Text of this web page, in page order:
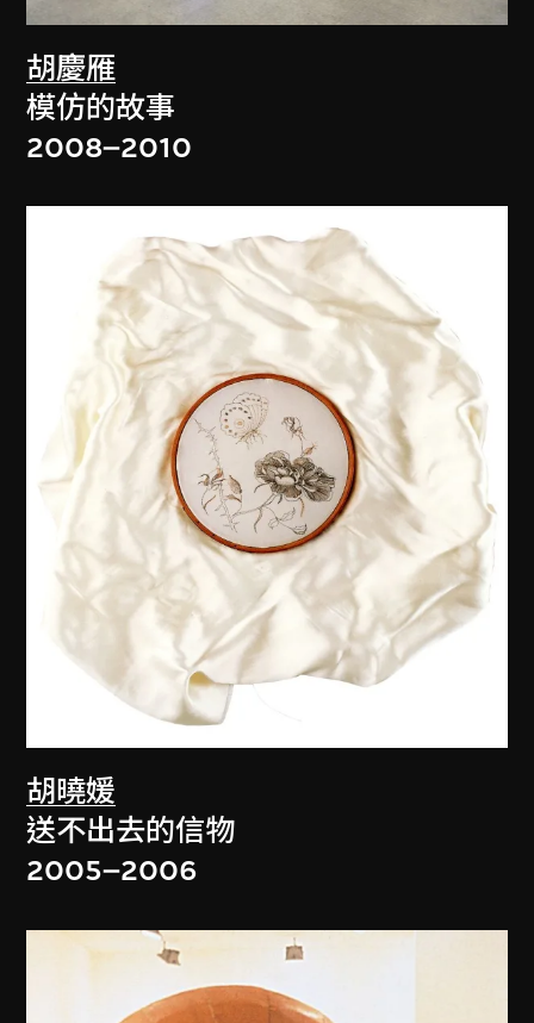
胡慶雁
模仿的故事
2008–2010
胡曉媛
送不出去的信物
2005–2006